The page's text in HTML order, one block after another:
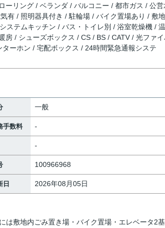
ーリング / ベランダ / バルコニー / 都市ガス / 公営
有 / 照明器具付き / 駐輪場 / バイク置場あり / 敷
ステムキッチン / バス・トイレ別 / 浴室乾燥機 /
/ シューズボックス / CS / BS / CATV / 光ファ
ーホン / 宅配ボックス / 24時間緊急通報システ
一般
手数料 -
-
100966968
日 2026年08月05日
は敷地内ごみ置き場・バイク置場・エレベータ2